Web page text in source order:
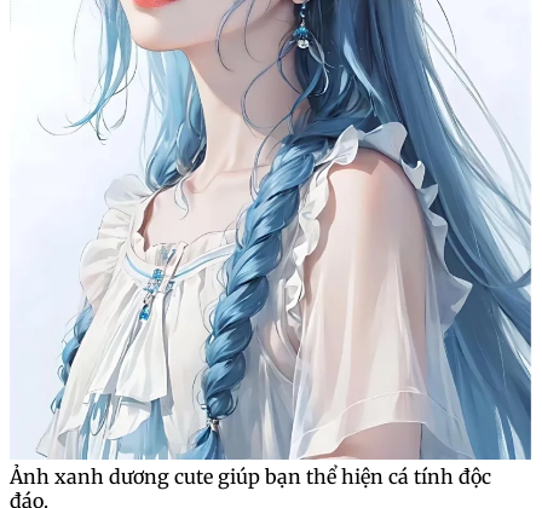
Ảnh xanh dương cute giúp bạn thể hiện cá tính độc
đáo.